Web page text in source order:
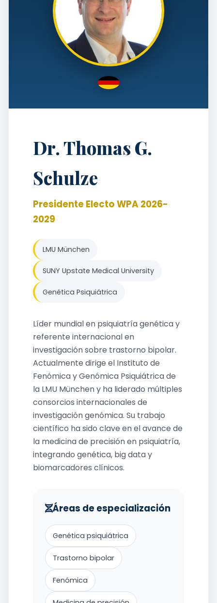
Dr. Thomas G.
Schulze
Presidente Electo WPA 2026-
2029
LMU München
SUNY Upstate Medical University
Genética Psiquiátrica
Líder mundial en psiquiatría genética y
referente internacional en
investigación sobre trastorno bipolar.
Actualmente dirige el Instituto de
Fenómica y Genómica Psiquiátrica de
la LMU München y ha liderado múltiples
consorcios internacionales de
investigación genómica. Su trabajo
científico ha sido clave en el avance de
la medicina de precisión en psiquiatría,
integrando genética, big data y
biomarcadores clínicos.
Áreas de especialización
Genética psiquiátrica
Trastorno bipolar
Fenómica